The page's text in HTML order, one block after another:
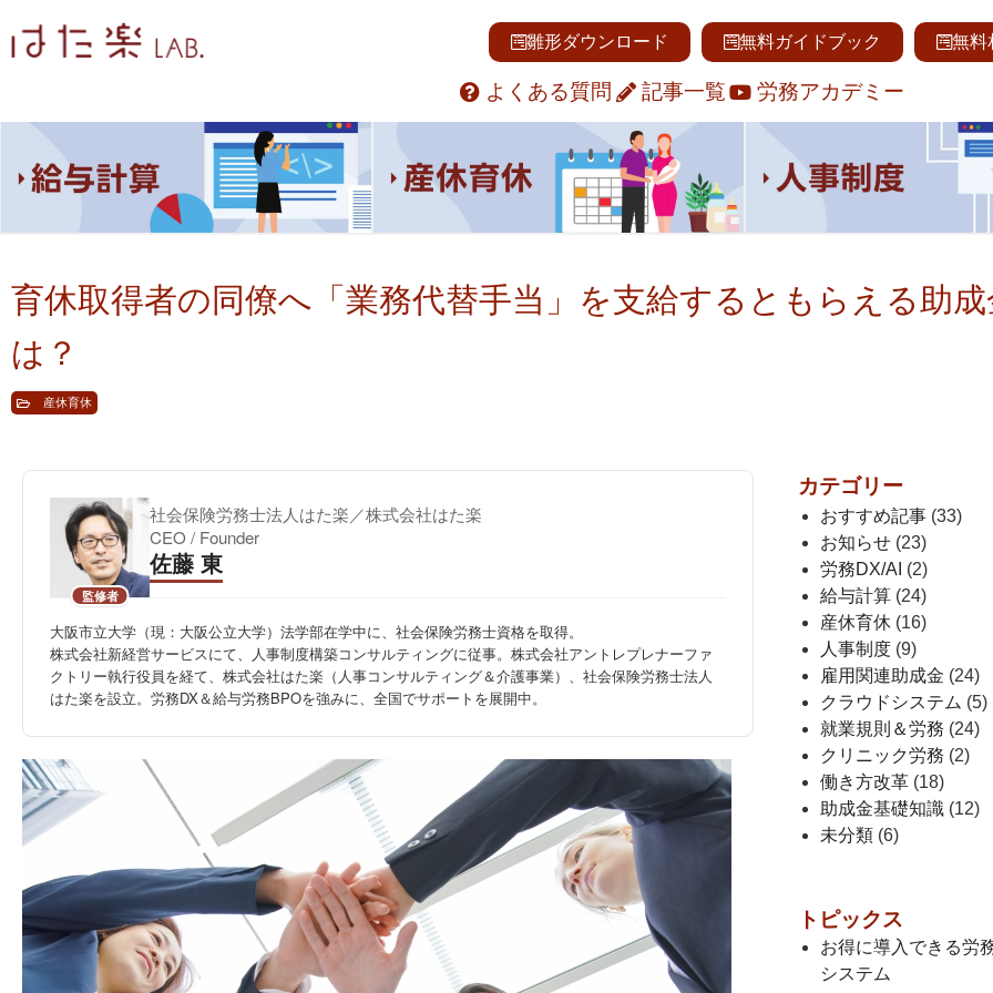
雛形ダウンロード 無料ガイドブック 無料
よくある質問 記事一覧 労務アカデミー
育休取得者の同僚へ「業務代替手当」を支給するともらえる助成
は？
産休育休
監修者
社会保険労務士法人はた楽／株式会社はた楽
CEO / Founder
佐藤 東
大阪市立大学（現：大阪公立大学）法学部在学中に、社会保険労務士資格を取得。
株式会社新経営サービスにて、人事制度構築コンサルティングに従事。株式会社アントレプレナーファ
クトリー執行役員を経て、株式会社はた楽（人事コンサルティング＆介護事業）、社会保険労務士法人
はた楽を設立。労務DX＆給与労務BPOを強みに、全国でサポートを展開中。
カテゴリー
おすすめ記事 (33)
お知らせ (23)
労務DX/AI (2)
給与計算 (24)
産休育休 (16)
人事制度 (9)
雇用関連助成金 (24)
クラウドシステム (5)
就業規則＆労務 (24)
クリニック労務 (2)
働き方改革 (18)
助成金基礎知識 (12)
未分類 (6)
トピックス
お得に導入できる労
システム